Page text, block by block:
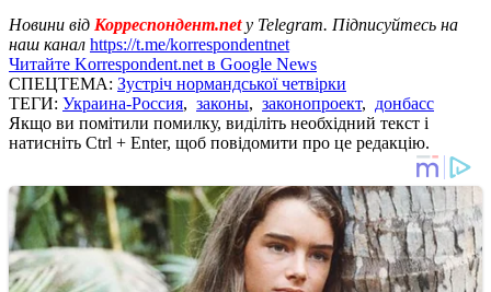
Новини від Корреспондент.net у Telegram. Підписуйтесь на
наш канал https://t.me/korrespondentnet
Читайте Korrespondent.net в Google News
СПЕЦТЕМА: Зустріч нормандської четвірки
ТЕГИ: Украина-Россия, законы, законопроект, донбасс
Якщо ви помітили помилку, виділіть необхідний текст і
натисніть Ctrl + Enter, щоб повідомити про це редакцію.